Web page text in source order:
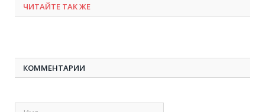
ЧИТАЙТЕ ТАК ЖЕ
КОММЕНТАРИИ